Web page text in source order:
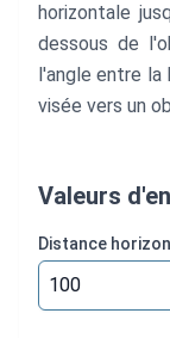
horizontale
dessous de
l'angle entre la
visée vers un
Valeurs
Distance